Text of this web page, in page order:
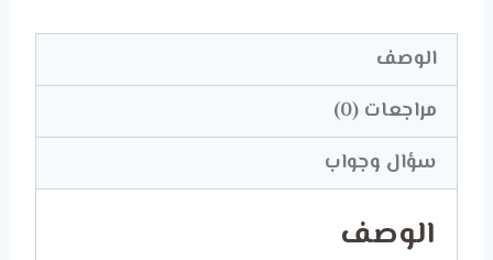
with
Our
Exclusive
National
Day
FACE
الوصف
مراجعات (0)
سؤال وجواب
الوصف